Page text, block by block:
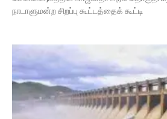
நாடாளுமன்ற சிறப்பு கூட்டத்தைக் கூட்டி